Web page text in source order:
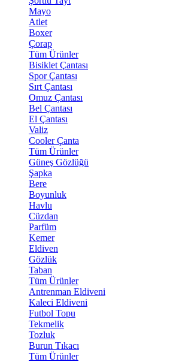
Mayo
Atlet
Boxer
Çorap
Tüm Ürünler
Bisiklet Çantası
Spor Çantası
Sırt Çantası
Omuz Çantası
Bel Çantası
El Çantası
Valiz
Cooler Çanta
Tüm Ürünler
Güneş Gözlüğü
Şapka
Bere
Boyunluk
Havlu
Cüzdan
Parfüm
Kemer
Eldiven
Gözlük
Taban
Tüm Ürünler
Antrenman Eldiveni
Kaleci Eldiveni
Futbol Topu
Tekmelik
Tozluk
Burun Tıkacı
Tüm Ürünler